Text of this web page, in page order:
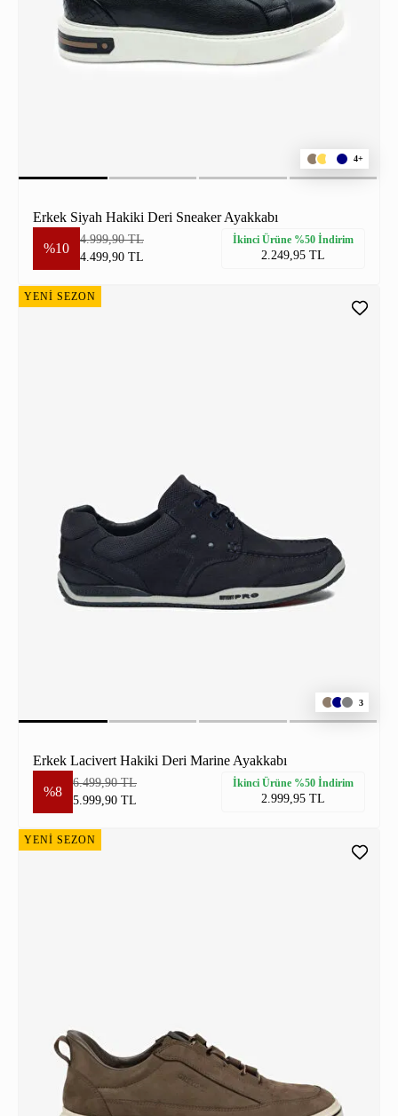
4+
Erkek Siyah Hakiki Deri Sneaker Ayakkabı
%10
4.999,90 TL
4.499,90 TL
İkinci Ürüne %50 İndirim
2.249,95 TL
YENİ SEZON
3
Erkek Lacivert Hakiki Deri Marine Ayakkabı
%8
6.499,90 TL
5.999,90 TL
İkinci Ürüne %50 İndirim
2.999,95 TL
YENİ SEZON